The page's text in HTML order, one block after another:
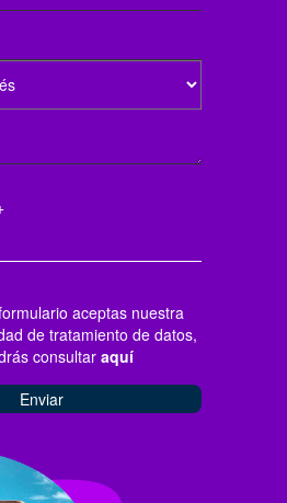
aceptas nuestra
de tratamiento de datos,
consultar aquí